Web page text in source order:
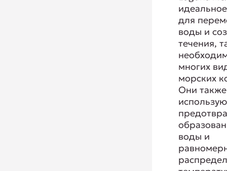
для
воды и
течения,
многих
морских
Они также
воды и